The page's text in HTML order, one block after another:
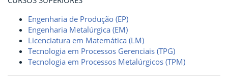
Engenharia de Produção (EP)
Engenharia Metalúrgica (EM)
Licenciatura em Matemática (LM)
Tecnologia em Processos Gerenciais (TPG)
Tecnologia em Processos Metalúrgicos (TPM)